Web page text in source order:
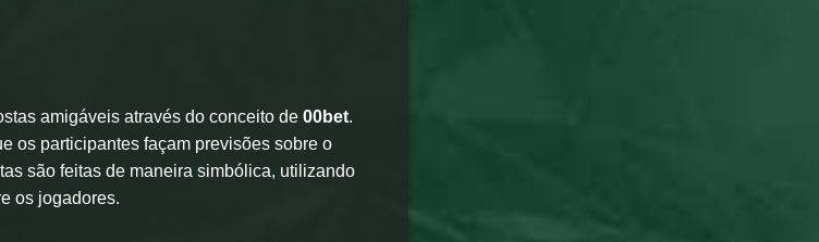
amigáveis através do conceito de 00bet.
os participantes façam previsões sobre o
são feitas de maneira simbólica, utilizando
os jogadores.